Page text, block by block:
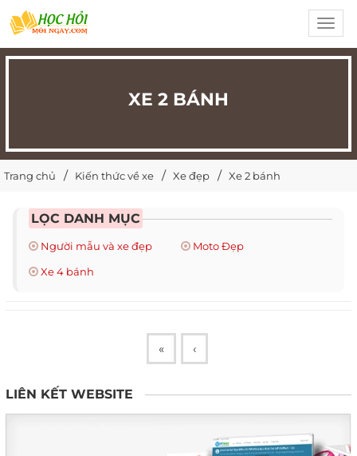
XE 2 BÁNH
Trang chủ Kiến thức về xe Xe đẹp Xe 2 bánh
LỌC DANH MỤC
Người mẫu và xe đẹp
Moto Đẹp
Xe 4 bánh
« ‹
LIÊN KẾT WEBSITE